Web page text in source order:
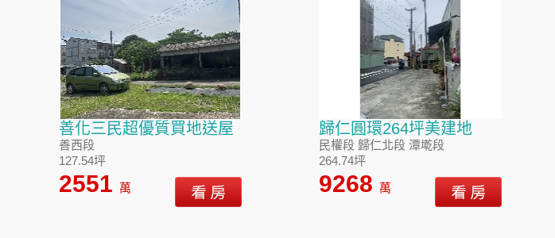
善化三民超優質買地送屋
善西段
127.54坪
2551萬
歸仁圓環264坪美建地
民權段 歸仁北段 潭墘段
264.74坪
9268 萬